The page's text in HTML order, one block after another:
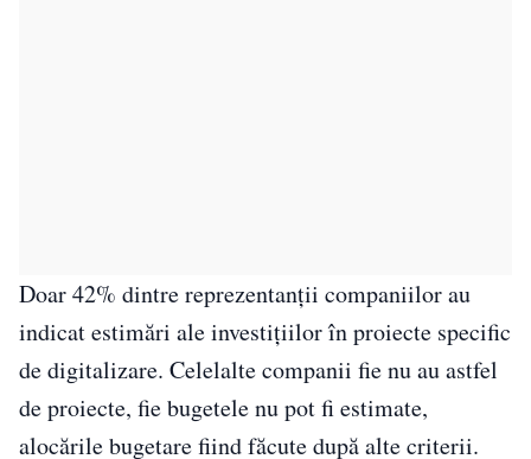
Doar 42% dintre reprezentanții companiilor au
indicat estimări ale investițiilor în proiecte specific
de digitalizare. Celelalte companii fie nu au astfel
de proiecte, fie bugetele nu pot fi estimate,
alocările bugetare fiind făcute după alte criterii.